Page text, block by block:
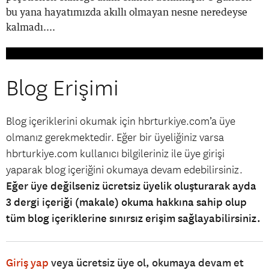
bu yana hayatımızda akıllı olmayan nesne neredeyse
kalmadı....
Blog Erişimi
Blog içeriklerini okumak için hbrturkiye.com’a üye
olmanız gerekmektedir. Eğer bir üyeliğiniz varsa
hbrturkiye.com kullanıcı bilgileriniz ile üye girişi
yaparak blog içeriğini okumaya devam edebilirsiniz.
Eğer üye değilseniz ücretsiz üyelik oluşturarak ayda
3 dergi içeriği (makale) okuma hakkına sahip olup
tüm blog içeriklerine sınırsız erişim sağlayabilirsiniz.
Giriş yap veya ücretsiz üye ol, okumaya devam et